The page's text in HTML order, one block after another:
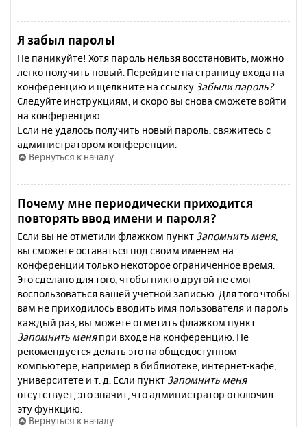
Я забыл пароль!
Не паникуйте! Хотя пароль нельзя восстановить, можно
легко получить новый. Перейдите на страницу входа на
конференцию и щёлкните на ссылку Забыли пароль?.
Следуйте инструкциям, и скоро вы снова сможете войти
на конференцию.
Если не удалось получить новый пароль, свяжитесь с
администратором конференции.
Вернуться к началу
Почему мне периодически приходится
повторять ввод имени и пароля?
Если вы не отметили флажком пункт Запомнить меня,
вы сможете оставаться под своим именем на
конференции только некоторое ограниченное время.
Это сделано для того, чтобы никто другой не смог
воспользоваться вашей учётной записью. Для того чтобы
вам не приходилось вводить имя пользователя и пароль
каждый раз, вы можете отметить флажком пункт
Запомнить меняпри входе на конференцию. Не
рекомендуется делать это на общедоступном
компьютере, например в библиотеке, интернет-кафе,
университете и т. д. Если пункт Запомнить меня
отсутствует, это значит, что администратор отключил
эту функцию.
Вернуться к началу